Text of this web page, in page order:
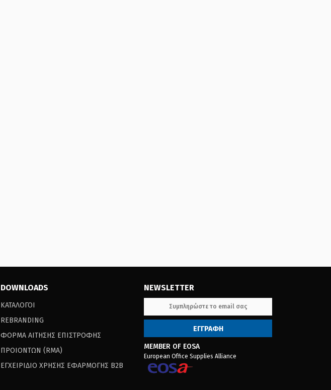
DOWNLOADS
ΚΑΤΑΛΟΓΟΙ
REBRANDING
ΦΟΡΜΑ ΑΙΤΗΣΗΣ ΕΠΙΣΤΡΟΦΗΣ
ΠΡΟΙΟΝΤΩΝ (RΜΑ)
ΕΓΧΕΙΡΙΔΙΟ ΧΡΗΣΗΣ ΕΦΑΡΜΟΓΗΣ B2B
NEWSLETTER
MEMBER OF EOSA
European Office Supplies Alliance